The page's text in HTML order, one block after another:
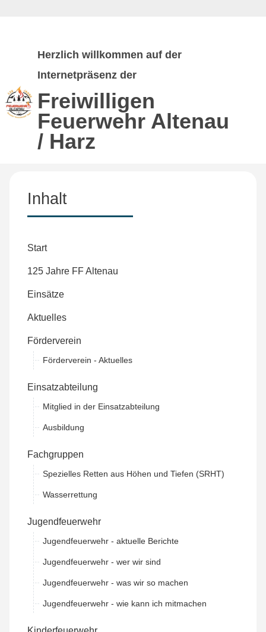
Herzlich willkommen auf der
Internetpräsenz der
Freiwilligen
Feuerwehr Altenau
/ Harz
Inhalt
Start
125 Jahre FF Altenau
Einsätze
Aktuelles
Förderverein
Förderverein - Aktuelles
Einsatzabteilung
Mitglied in der Einsatzabteilung
Ausbildung
Fachgruppen
Spezielles Retten aus Höhen und Tiefen (SRHT)
Wasserrettung
Jugendfeuerwehr
Jugendfeuerwehr - aktuelle Berichte
Jugendfeuerwehr - wer wir sind
Jugendfeuerwehr - was wir so machen
Jugendfeuerwehr - wie kann ich mitmachen